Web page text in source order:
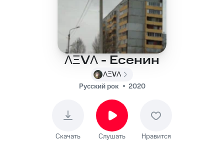
ɅΞVɅ - Есенин
ɅΞVɅ
Русский рок
2020
Скачать Слушать Нравится